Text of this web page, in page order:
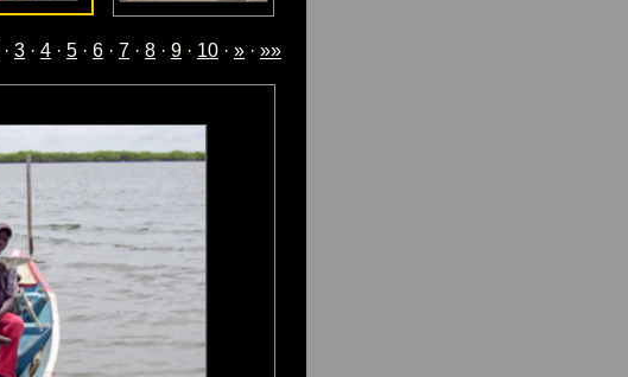
· 3 · 4 · 5 · 6 · 7 · 8 · 9 · 10 · » · »»